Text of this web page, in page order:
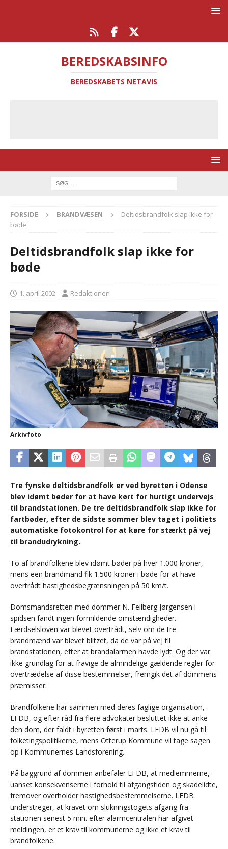
BEREDSKABSINFO
BEREDSKABETS NETAVIS
FORSIDE BRANDVÆSEN
Deltidsbrandfolk slap ikke for
bøde
Deltidsbrandfolk slap ikke for
bøde
1. april 2002 Redaktionen
Arkivfoto
Tre fynske deltidsbrandfolk er ved byretten i Odense
blev idømt bøder for at have kørt for hurtigt undervejs
til brandstationen. De tre deltidsbrandfolk slap ikke for
fartbøder, efter de sidste sommer blev taget i politiets
automatiske fotokontrol for at køre for stærkt på vej
til brandudrykning.
To af brandfolkene blev idømt bøder på hver 1.000 kroner,
mens een brandmand fik 1.500 kroner i bøde for at have
overtrådt hastighedsbegrænsningen på 50 km/t.
Domsmandsretten med dommer N. Feilberg Jørgensen i
spidsen fandt ingen formildende omstændigheder.
Færdselsloven var blevet overtrådt, selv om de tre
brandmænd var blevet blitzet, da de var på vej til
brandstationen, efter at brandalarmen havde lydt. Og der var
ikke grundlag for at fravige de almindelige gældende regler for
overtrædelse af disse bestemmelser, fremgik det af dommens
præmisser.
Brandfolkene har sammen med deres faglige organisation,
LFDB, og efter råd fra flere advokater besluttet ikke at anke
den dom, der faldt i byretten først i marts. LFDB vil nu gå til
folketingspolitikerne, mens Otterup Kommune vil tage sagen
op i Kommunernes Landsforening.
På baggrund af dommen anbefaler LFDB, at medlemmerne,
uanset konsekvenserne i forhold til afgangstiden og skadelidte,
fremover overholder hastighedsbestemmelserne. LFDB
understreger, at kravet om slukningstogets afgang fra
stationen senest 5 min. efter alarmcentralen har afgivet
meldingen, er et krav til kommunerne og ikke et krav til
brandfolkene.